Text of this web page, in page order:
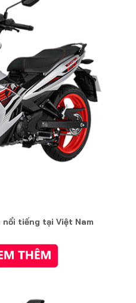
nổi tiếng tại Việt Nam